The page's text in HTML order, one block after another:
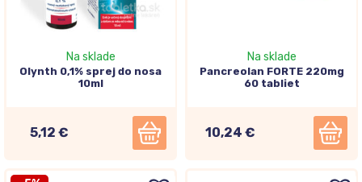
Na sklade
Olynth 0,1% sprej do nosa
10ml
5,12 €
Na sklade
Pancreolan FORTE 220mg
60 tabliet
10,24 €